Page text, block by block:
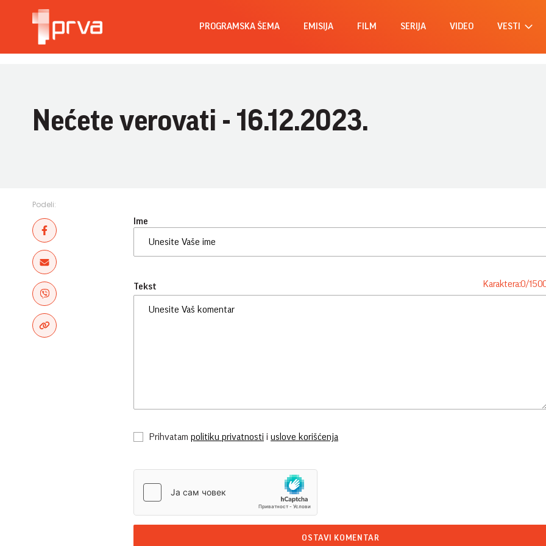
PROGRAMSKA ŠEMA EMISIJA FILM SERIJA VIDEO VESTI
Nećete verovati - 16.12.2023.
Podeli:
Ime
Tekst Karaktera:0/
Prihvatam politiku privatnosti i uslove korišćenja
OSTAVI KOMENTAR